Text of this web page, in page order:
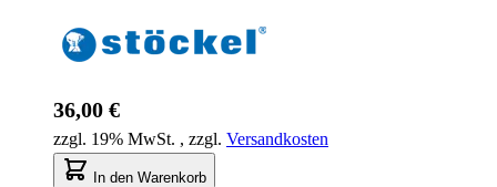
36,00 €
zzgl. 19% MwSt. , zzgl. Versandkosten
In den Warenkorb